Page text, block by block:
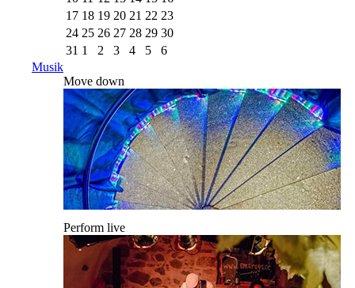
17 18 19 20 21 22 23
24 25 26 27 28 29 30
31 1 2 3 4 5
6
Musik
Move down
Perform live